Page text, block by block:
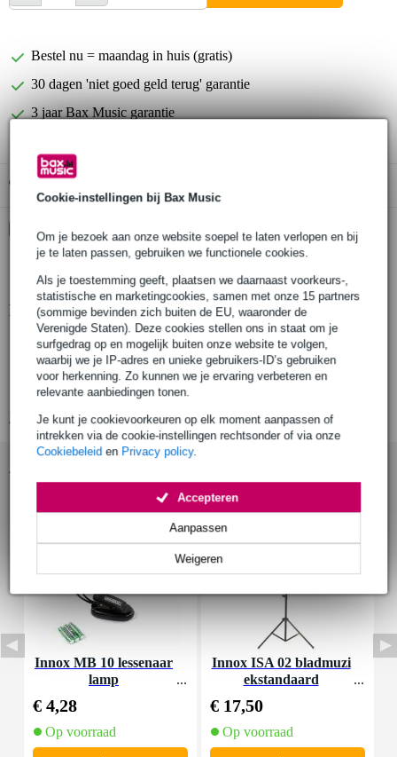
Cookie-instellingen bij Bax Music
Om je bezoek aan onze website soepel te laten verlopen en bij
je te laten passen, gebruiken we functionele cookies.
Als je toestemming geeft, plaatsen we daarnaast voorkeurs-,
statistische en marketingcookies, samen met onze 15 partners
(sommige bevinden zich buiten de EU, waaronder de
Verenigde Staten). Deze cookies stellen ons in staat om je
surfgedrag op en mogelijk buiten onze website te volgen,
waarbij we je IP-adres en unieke gebruikers-ID’s gebruiken
voor herkenning. Zo kunnen we je ervaring verbeteren en
relevante aanbiedingen tonen.
Je kunt je cookievoorkeuren op elk moment aanpassen of
intrekken via de cookie-instellingen rechtsonder of via onze
Cookiebeleid en Privacy policy.
Weigeren
Aanpassen
Accepteren
Bestel nu = maandag in huis (gratis)
30 dagen 'niet goed geld terug' garantie
3 jaar Bax Music garantie
Gratis ophalen in de winkel
voordelen
Productinformatie
Konig & Meyer 14094
podiumkruk
hoogte: 48 - 61 cm
Bekijk alle productspecificaties
Innox MB 10 lessenaar
lamp
€ 4,28
Op voorraad
Innox ISA 02 bladmuzi
ekstandaard
€ 17,50
Op voorraad